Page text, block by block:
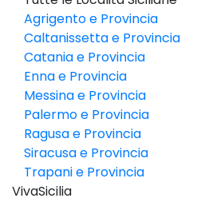
Agrigento e Provincia
Caltanissetta e Provincia
Catania e Provincia
Enna e Provincia
Messina e Provincia
Palermo e Provincia
Ragusa e Provincia
Siracusa e Provincia
Trapani e Provincia
VivaSicilia